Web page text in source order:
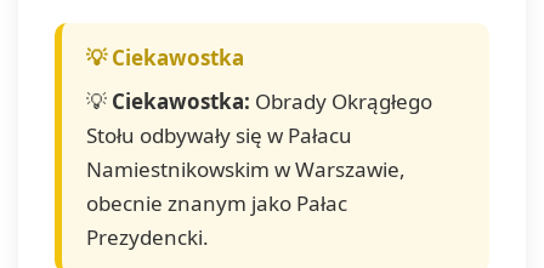
💡 Ciekawostka: Obrady Okrągłego
Stołu odbywały się w Pałacu
Namiestnikowskim w Warszawie,
obecnie znanym jako Pałac
Prezydencki.